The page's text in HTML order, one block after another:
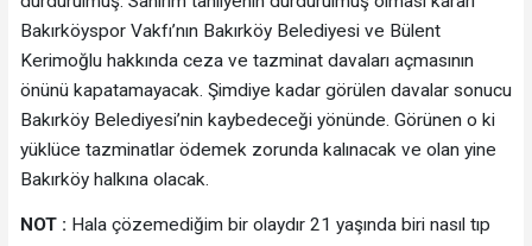
Bakırköyspor Vakfı’nın Bakırköy Belediyesi ve Bülent
Kerimoğlu hakkında ceza ve tazminat davaları açmasının
önünü kapatamayacak. Şimdiye kadar görülen davalar sonucu
Bakırköy Belediyesi’nin kaybedeceği yönünde. Görünen o ki
yüklüce tazminatlar ödemek zorunda kalınacak ve olan yine
Bakırköy halkına olacak.
NOT : Hala çözemediğim bir olaydır 21 yaşında biri nasıl tıp